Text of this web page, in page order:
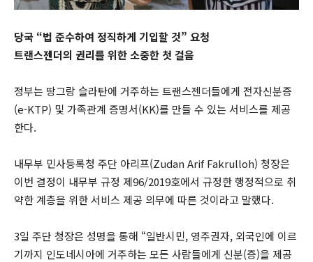
당국 “법 준수하여 정직하게 기입할 것” 요청
트랜스젠더의 권리를 위한 소중한 첫 걸음
정부는 땅그랑 슬라탄에 거주하는 트랜스젠더들에게 전자신분증
(e-KTP) 및 가족관계 증명서(KK)를 만들 수 있는 서비스를 제공
한다.
내무부 민사등록청 주단 아리프(Zudan Arif Fakrulloh) 청장은
이번 결정이 내무부 규정 제96/2019호에서 규정한 행정적으로 취
약한 계층을 위한 서비스 제공 의무에 따른 것이라고 말했다.
3일 주단 청장은 성명을 통해 “일반시민, 영주권자, 외국인에 이르
기까지 인도네시아에 거주하는 모든 사람들에게 신분(증)을 제공